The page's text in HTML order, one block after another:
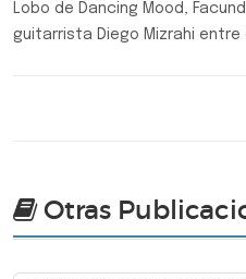
Lobo de Dancing Mood,
guitarrista Diego Mizrahi entre
Otras